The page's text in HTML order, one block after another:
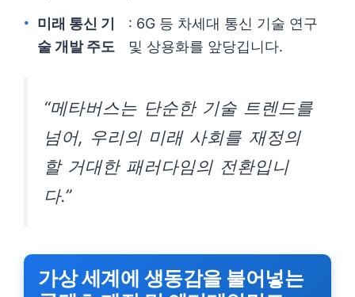
미래 통신 기
술 개발 주도
: 6G 등 차세대 통신 기술 연구
및 상용화를 앞당깁니다.
“메타버스는 단순한 기술 트렌드를
넘어, 우리의 미래 사회를 재정의
할 거대한 패러다임의 전환입니
다.”
가상 세계에 생동감을 불어넣는